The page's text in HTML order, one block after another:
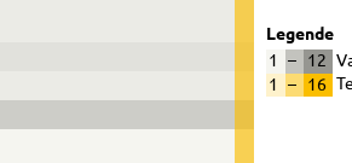
Legende
1 – 12
1
– 16